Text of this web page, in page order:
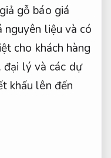
gỗ báo giá
liệu và có
cho khách hàng
đại lý và các dự
khấu lên đến